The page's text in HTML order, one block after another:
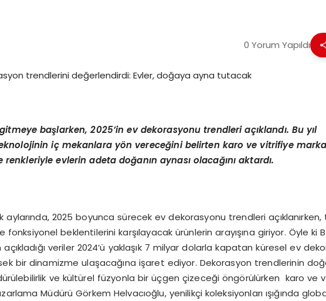
0 Yorum Yapıldı
gitmeye başlarken,2025’in ev dekorasyonu trendleri açıklandı. Bu yıl
iç mekanlara yön vereceğini belirten karo ve vitrifiye
evlerin adeta doğanın aynası olacağını aktardı.
aylarında, 2025 boyunca sürecek ev dekorasyonu trendleri
beklentilerini karşılayacak ürünlerin arayışına giriyor. Öyle ki
veriler 2024’ü yaklaşık 7 milyar dolarla kapatan küresel ev
bir dinamizme ulaşacağına işaret ediyor. Dekorasyon trendlerinin
ve kültürel füzyonla bir üçgen çizeceği öngörülürken karo ve
Müdürü Görkem Helvacıoğlu, yenilikçi koleksiyonları ışığında